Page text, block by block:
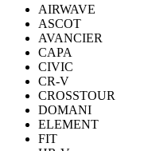
AIRWAVE
ASCOT
AVANCIER
CAPA
CIVIC
CR-V
CROSSTOUR
DOMANI
ELEMENT
FIT